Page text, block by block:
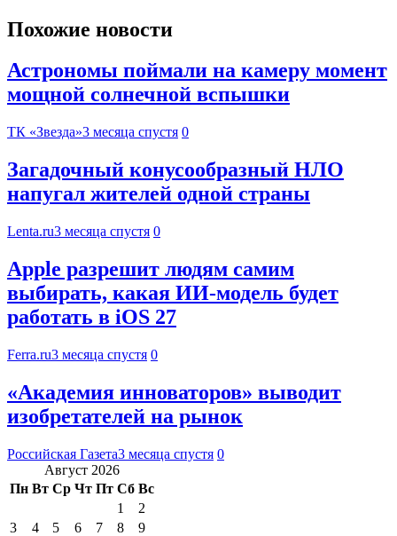
Похожие новости
Астрономы поймали на камеру момент
мощной солнечной вспышки
ТК «Звезда»3 месяца спустя 0
Загадочный конусообразный НЛО
напугал жителей одной страны
Lenta.ru3 месяца спустя 0
Apple разрешит людям самим
выбирать, какая ИИ-модель будет
работать в iOS 27
Ferra.ru3 месяца спустя 0
«Академия инноваторов» выводит
изобретателей на рынок
Российская Газета3 месяца спустя 0
Август 2026
Пн Вт Ср Чт Пт Сб Вс
1
2
3
4 5 6 7 8
9